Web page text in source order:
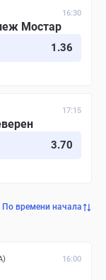
16:30
Мостар
1.36
17:15
3.70
По времени начала
16:00